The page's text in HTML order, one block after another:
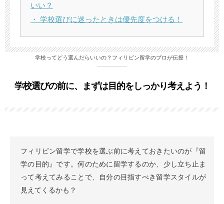
いい？
・ 学校選びに迷ったときは優先度をつける！
学校ってどう選んだらいいの？フィリピン留学のプロが伝授！
学校選びの前に、まずは目的をしっかり考えよう！
フィリピン留学で学校を選ぶ前に考えておきたいのが『留
学の目的』です。何のために留学するのか、少し立ち止ま
って考えてみることで、自分の目指すべき留学スタイルが
見えてくるかも？